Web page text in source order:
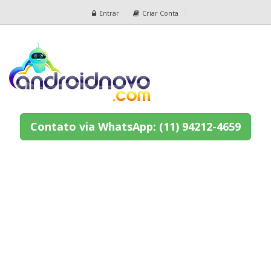
Entrar Criar Conta
Contato via WhatsApp: (11) 94212-4659